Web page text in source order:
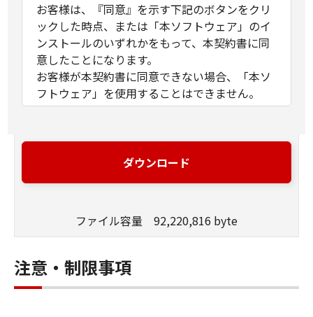
お客様は、『同意』を示す下記のボタンをクリ
ックした時点、または「本ソフトウェア」のイ
ンストールのいずれかをもって、本契約書に同
意したことになります。
お客様が本契約書に同意できない場合、「本ソ
フトウェア」を使用することはできません。
(1) キヤノンは、お客様が「キヤノン製品」を利
用する目的のために、「キヤノン製品」に直接
（本契約書においては、「本ソフトウェア」を
ること、またはコンピューターにおいて表示す
ること、アクセスすること、もしくは実行する
ことのいずれも含むものとします。）するため
ダウンロード
ファイル容量 92,220,816 byte
注意・制限事項